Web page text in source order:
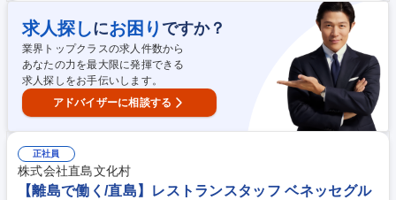
ど)やアプリ、Webサイトなどシステムに関して、ご経験に応じて以下業
務をお任せします。 ■システムの企画・構想 ■各種アプリ・システムの要
件定義・設計・開発 ■システムの保守運用 など 【今後のDX構想】■店舗
とアプリを繋ぐ仕組み作り ■POSデータの集計/活用 ■店舗業務のDX活用
■グループ全体を横ぐしでのDX化 など 募集職種 【社内DX企画・推進/マ
ネージャー】『ロピア』等展開/事業好調の成長企業
求人探しにお困り ですか？
業界トップクラスの求人件数から
あなたの力を最大限に発揮できる
求人探しをお手伝いします。
アドバイザーに相談する
正社員
株式会社直島文化村
【離島で働く/直島】レストランスタッフ ベネッセグル